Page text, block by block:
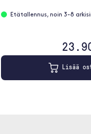
Etätallennus, noin 3-8
Lisää